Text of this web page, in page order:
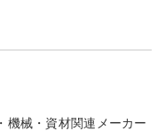
機械・資材関連メーカー